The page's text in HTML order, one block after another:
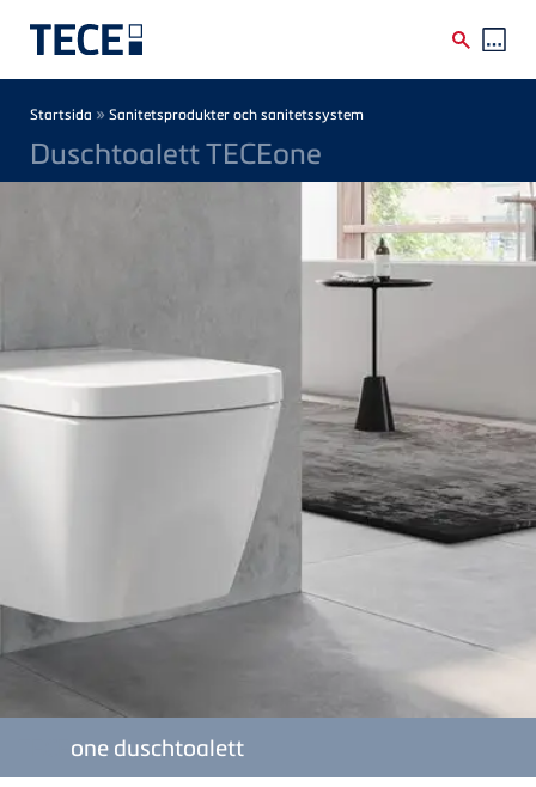
Breadcrumb
Startsida » Sanitetsprodukter och sanitetssystem
Duschtoalett TECEone
one duschtoalett